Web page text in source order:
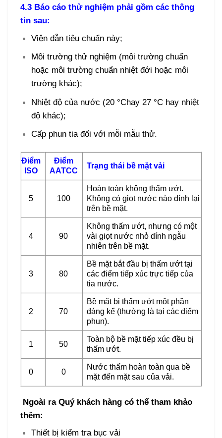
4.3 Báo cáo thử nghiệm phải gồm cácthông
tin sau:
Viện dẫn tiêu chuẩn này;
Môi trường thử nghiệm (môi trường chuẩn
hoặc môi trường chuẩn nhiệt đới hoặc môi
trường khác);
Nhiệt độ của nước (20 °Chay 27 °C hay nhiệt
độ khác);
Cấp phun tia đối với mỗi mẫu thử.
Điểm
ISO
Điểm
AATCC
Trạng thái bề mặt vải
5 100
Hoàn toàn không thấm ướt.
Không có giọt nước nào dính lại
trên bề mặt.
4 90
Không thấm ướt, nhưng có một
vài giọt nước nhỏ dính ngẫu
nhiên trên bề mặt.
3 80
Bề mặt bắt đầu bị thấm ướt tại
các điểm tiếp xúc trực tiếp của
tia nước.
2 70
Bề mặt bị thấm ướt một phần
đáng kể (thường là tại các điểm
phun).
1 50
Toàn bộ bề mặt tiếp xúc đều bị
thấm ướt.
0 0
Nước thấm hoàn toàn qua bề
mặt đến mặt sau của vải.
Ngoài ra Quý khách hàng có thể tham khảo
thêm:
Thiết bị kiểm tra bục vải